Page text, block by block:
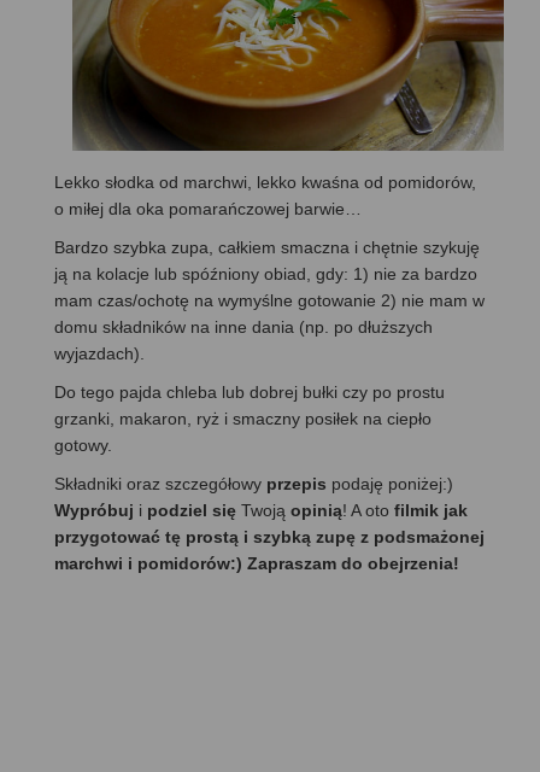
Lekko słodka od marchwi, lekko kwaśna od pomidorów,
o miłej dla oka pomarańczowej barwie…
Bardzo szybka zupa, całkiem smaczna i chętnie szykuję
ją na kolacje lub spóźniony obiad, gdy: 1) nie za bardzo
mam czas/ochotę na wymyślne gotowanie 2) nie mam w
domu składników na inne dania (np. po dłuższych
wyjazdach).
Do tego pajda chleba lub dobrej bułki czy po prostu
grzanki, makaron, ryż i smaczny posiłek na ciepło
gotowy.
Składniki oraz szczegółowy przepis podaję poniżej:)
Wypróbuj i podziel się Twoją opinią! A oto filmik jak
przygotować tę prostą i szybką zupę z podsmażonej
marchwi i pomidorów:) Zapraszam do obejrzenia!